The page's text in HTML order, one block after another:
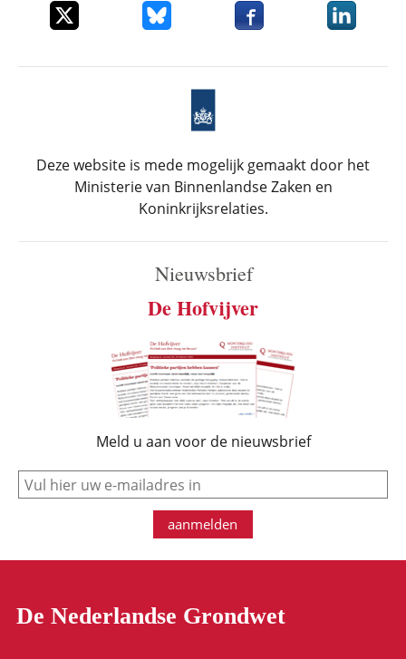
Deel dit item op XDeel dit item op Bluesky
Deel dit item opDeel dit
Deze website is mede mogelijk gemaakt door het
Ministerie van Binnenlandse Zaken en
Koninkrijksrelaties.
Nieuwsbrief
De Hofvijver
Meld u aan voor de nieuwsbrief
e-mail
aanmelden
De Nederlandse Grondwet